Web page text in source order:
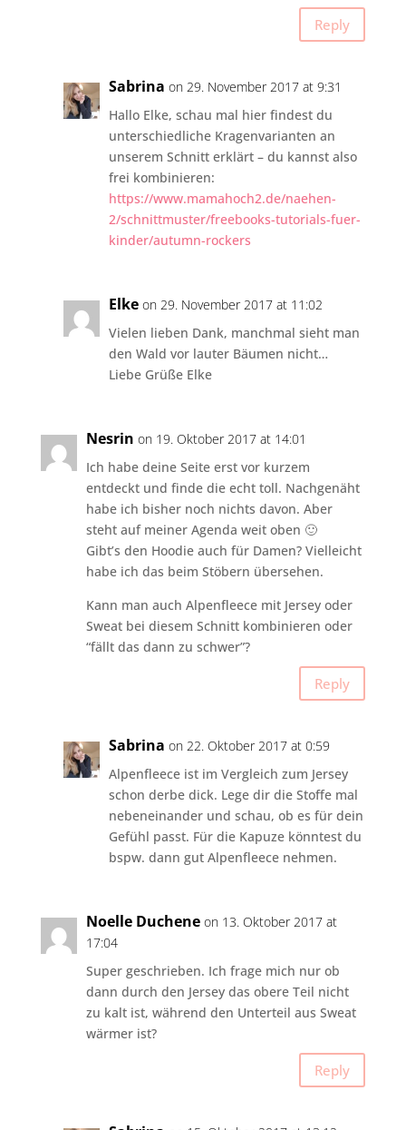
Reply
Sabrina on 29. November 2017 at 9:31
Hallo Elke, schau mal hier findest du
unterschiedliche Kragenvarianten an
unserem Schnitt erklärt – du kannst also
frei kombinieren:
https://www.mamahoch2.de/naehen-
2/schnittmuster/freebooks-tutorials-fuer-
kinder/autumn-rockers
Elke on 29. November 2017 at 11:02
Vielen lieben Dank, manchmal sieht man
den Wald vor lauter Bäumen nicht…
Liebe Grüße Elke
Nesrin on 19. Oktober 2017 at 14:01
Ich habe deine Seite erst vor kurzem
entdeckt und finde die echt toll. Nachgenäht
habe ich bisher noch nichts davon. Aber
steht auf meiner Agenda weit oben 🙂
Gibt’s den Hoodie auch für Damen? Vielleicht
habe ich das beim Stöbern übersehen.
Kann man auch Alpenfleece mit Jersey oder
Sweat bei diesem Schnitt kombinieren oder
“fällt das dann zu schwer”?
Reply
Sabrina on 22. Oktober 2017 at 0:59
Alpenfleece ist im Vergleich zum Jersey
schon derbe dick. Lege dir die Stoffe mal
nebeneinander und schau, ob es für dein
Gefühl passt. Für die Kapuze könntest du
bspw. dann gut Alpenfleece nehmen.
Noelle Duchene on 13. Oktober 2017 at
17:04
Super geschrieben. Ich frage mich nur ob
dann durch den Jersey das obere Teil nicht
zu kalt ist, während den Unterteil aus Sweat
wärmer ist?
Reply